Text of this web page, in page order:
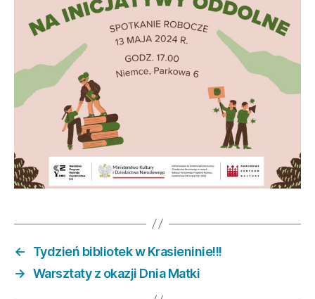
←
Tydzień bibliotek w Krasieninie!!!
→ Warsztaty z okazji Dnia Matki